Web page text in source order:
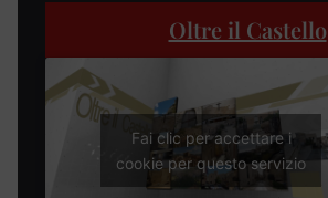
Oltre il Castello
Fai clic per accettare i
cookie per questo servizio